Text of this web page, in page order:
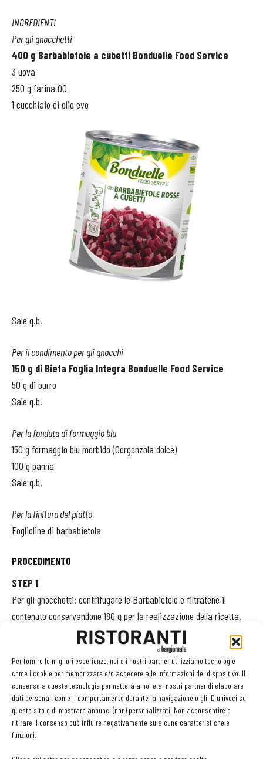
Per fornire le migliori esperienze, noi e i nostri partner utilizziamo tecnologie
come i cookie per memorizzare e/o accedere alle informazioni del dispositivo. Il
consenso a queste tecnologie permetterà a noi e ai nostri partner di elaborare
dati personali come il comportamento durante la navigazione o gli ID univoci su
questo sito e di mostrare annunci (non) personalizzati. Non acconsentire o
ritirare il consenso può influire negativamente su alcune caratteristiche e
funzioni.
INGREDIENTI
Per gli gnocchetti
400 g Barbabietole a cubetti Bonduelle Food Service
3 uova
250 g farina 00
1 cucchiaio di olio evo
Sale q.b.
Per il condimento per gli gnocchi
150 g di Bieta Foglia Integra Bonduelle Food Service
50 g di burro
Sale q.b.
Per la fonduta di formaggio blu
150 g formaggio blu morbido (Gorgonzola dolce)
100 g panna
Sale q.b.
Per la finitura del piatto
Foglioline di barbabietola
PROCEDIMENTO
STEP 1
Per gli gnocchetti: centrifugare le Barbabietole e filtratene il
contenuto conservandone 180 g per la realizzazione della ricetta.
Mettere tutti gli ingredienti in una planetaria e lasciare lavorare
per 10 minuti. Utilizzando la grattugia da Spatzles, colare i
gnocchetti in acqua bollente e salata. Far cuocere per qualche
minuto e scolare. Conservare a temperatura ambiente
mescolandoli con il cucchiaio di olio.
STEP 2